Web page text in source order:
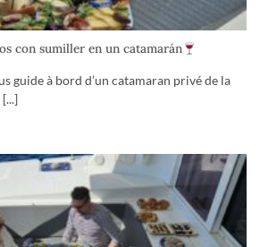
con sumiller en un catamarán
guide à bord d’un catamaran privé de la